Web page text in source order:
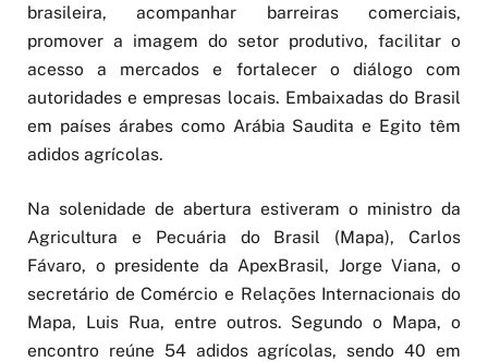
brasileira, acompanhar barreiras comerciais,
promover a imagem do setor produtivo, facilitar o
acesso a mercados e fortalecer o diálogo com
autoridades e empresas locais. Embaixadas do Brasil
em países árabes como Arábia Saudita e Egito têm
adidos agrícolas.
Na solenidade de abertura estiveram o ministro da
Agricultura e Pecuária do Brasil (Mapa), Carlos
Fávaro, o presidente da ApexBrasil, Jorge Viana, o
secretário de Comércio e Relações Internacionais do
Mapa, Luis Rua, entre outros. Segundo o Mapa, o
encontro reúne 54 adidos agrícolas, sendo 40 em